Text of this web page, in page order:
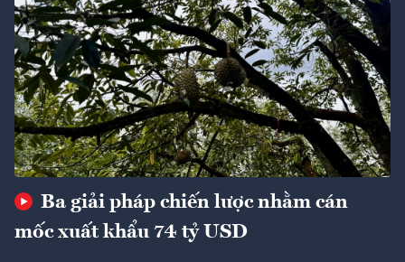
Ba giải pháp chiến lược nhằm cán
mốc xuất khẩu 74 tỷ USD